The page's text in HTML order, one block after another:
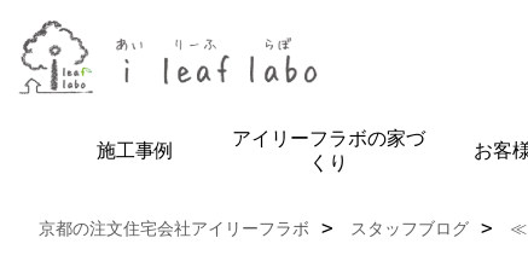
施工事例
アイリーフラボの家づ
くり
お客
京都の注文住宅会社アイリーフラボ スタッフブログ ≪